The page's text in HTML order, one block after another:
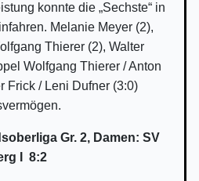
konnte die „Sechste“ in
Melanie Meyer (2),
Thierer (2), Walter
Wolfgang Thierer / Anton
Frick / Leni Dufner (3:0)
Gr. 2, Damen: SV
I 8:2